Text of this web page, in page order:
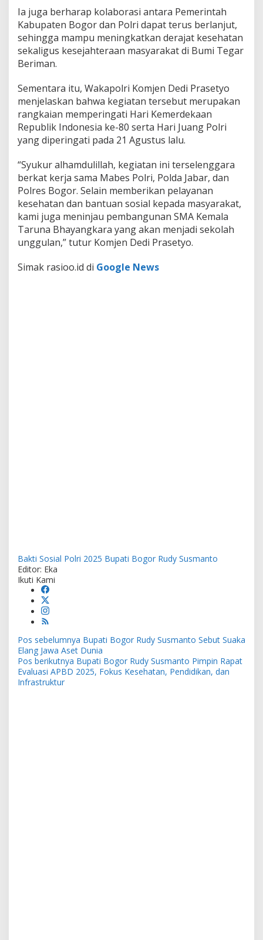
Ia juga berharap kolaborasi antara Pemerintah
Kabupaten Bogor dan Polri dapat terus berlanjut,
sehingga mampu meningkatkan derajat kesehatan
sekaligus kesejahteraan masyarakat di Bumi Tegar
Beriman.
Sementara itu, Wakapolri Komjen Dedi Prasetyo
menjelaskan bahwa kegiatan tersebut merupakan
rangkaian memperingati Hari Kemerdekaan
Republik Indonesia ke-80 serta Hari Juang Polri
yang diperingati pada 21 Agustus lalu.
“Syukur alhamdulillah, kegiatan ini terselenggara
berkat kerja sama Mabes Polri, Polda Jabar, dan
Polres Bogor. Selain memberikan pelayanan
kesehatan dan bantuan sosial kepada masyarakat,
kami juga meninjau pembangunan SMA Kemala
Taruna Bhayangkara yang akan menjadi sekolah
unggulan,” tutur Komjen Dedi Prasetyo.
Simak rasioo.id di Google News
Bakti Sosial Polri 2025 Bupati Bogor Rudy Susmanto
Editor: Eka
Ikuti Kami
Navigasi
pos
Pos sebelumnya Bupati Bogor Rudy Susmanto Sebut Suaka
Elang Jawa Aset Dunia
Pos berikutnya Bupati Bogor Rudy Susmanto Pimpin Rapat
Evaluasi APBD 2025, Fokus Kesehatan, Pendidikan, dan
Infrastruktur